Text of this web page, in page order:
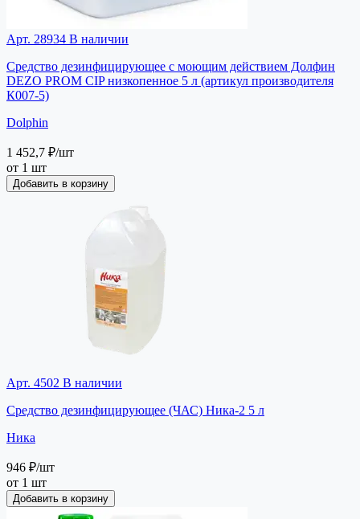
Арт. 28934 В наличии
Средство дезинфицирующее с моющим действием Долфин
DEZO PROM CIP низкопенное 5 л (артикул производителя
К007-5)
Dolphin
1 452,7 ₽/шт
от 1 шт
Добавить в корзину
Арт. 4502 В наличии
Средство дезинфицирующее (ЧАС) Ника-2 5 л
Ника
946 ₽/шт
от 1 шт
Добавить в корзину